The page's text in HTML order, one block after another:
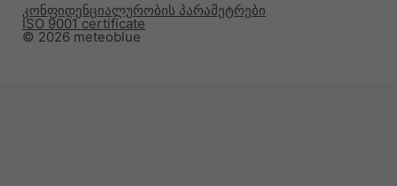
© 2026 meteoblue
ISO 9001 certificate
კონფიდენციალურობის პარამეტრები